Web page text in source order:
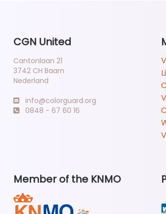
CGN United
Cantonlaan 21
3742 CH Baarn
Nederland
info@colorguard.org
0848 - 67 60 16
Member of the KNMO